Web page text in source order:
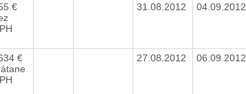
€
31.08.2012 04.09.2012
€
27.08.2012 06.09.2012